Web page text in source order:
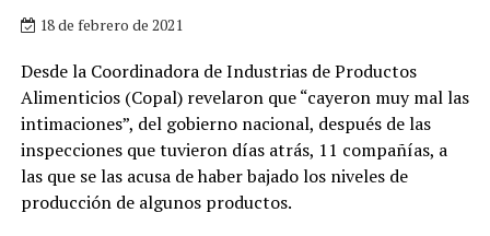
18 de febrero de 2021
Desde la Coordinadora de Industrias de Productos
Alimenticios (Copal) revelaron que “cayeron muy mal las
intimaciones”, del gobierno nacional, después de las
inspecciones que tuvieron días atrás, 11 compañías, a
las que se las acusa de haber bajado los niveles de
producción de algunos productos.